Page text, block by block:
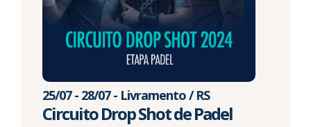
25/07 - 28/07 - Livramento / RS
Circuito Drop Shot de Padel